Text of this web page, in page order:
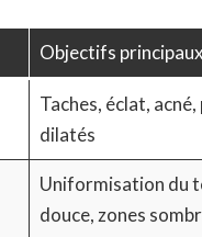
Objectifs principaux
Taches, éclat, acné,
dilatés
Uniformisation du
douce, zones